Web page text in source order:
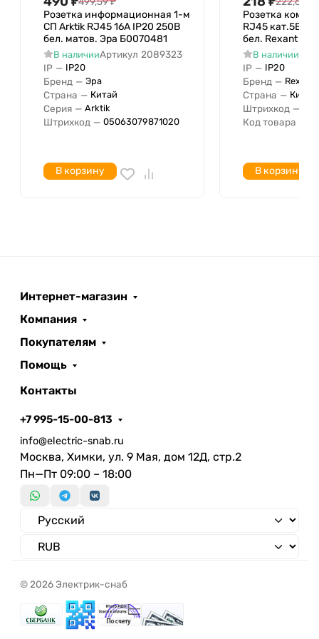
С текстовым полем
Скрытый монтаж
Для наружной установки
Оконечный резистор
Оформление
Возможность дизайна
С сальником/соединителем
Тип поверхности
Розетка информационная 1-м
СП Arktik RJ45 16А IP20 250В
бел. матов. Эра Б0070481
В наличииАртикул 2089323
IP — IP20
Бренд — Эра
Страна — Китай
Серия — Arktik
Штрихкод — 05063079871020
В корзину
Розетка
RJ45 кат.5E
бел. Rexant 03-
В наличии
IP — IP20
Бренд — Rexant
Страна — Китай
Штрихкод —
Код товара
В корзину
Интернет-магазин
Компания
Покупателям
Помощь
Контакты
+7 995-15-00-813
info@electric-snab.ru
Москва, Химки, ул. 9 Мая, дом 12Д, стр.2
Пн—Пт 09:00 – 18:00
© 2026 Электрик-снаб